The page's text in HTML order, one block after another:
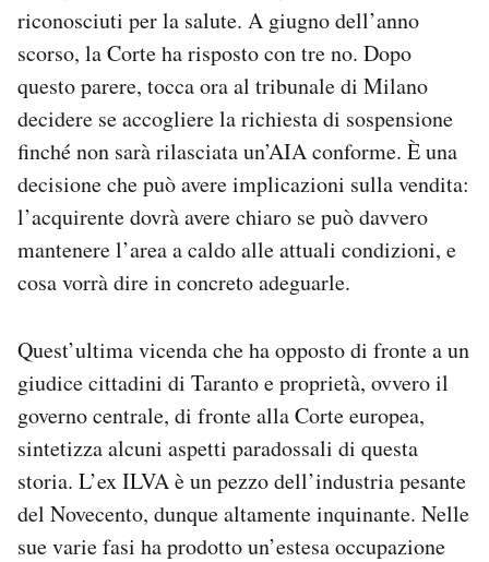
riconosciuti per la salute. A giugno dell’anno
scorso, la Corte ha risposto con tre no. Dopo
questo parere, tocca ora al tribunale di Milano
decidere se accogliere la richiesta di sospensione
finché non sarà rilasciata un’AIA conforme. È una
decisione che può avere implicazioni sulla vendita:
l’acquirente dovrà avere chiaro se può davvero
mantenere l’area a caldo alle attuali condizioni, e
cosa vorrà dire in concreto adeguarle.
Quest’ultima vicenda che ha opposto di fronte a un
giudice cittadini di Taranto e proprietà, ovvero il
governo centrale, di fronte alla Corte europea,
sintetizza alcuni aspetti paradossali di questa
storia. L’ex ILVA è un pezzo dell’industria pesante
del Novecento, dunque altamente inquinante. Nelle
sue varie fasi ha prodotto un’estesa occupazione